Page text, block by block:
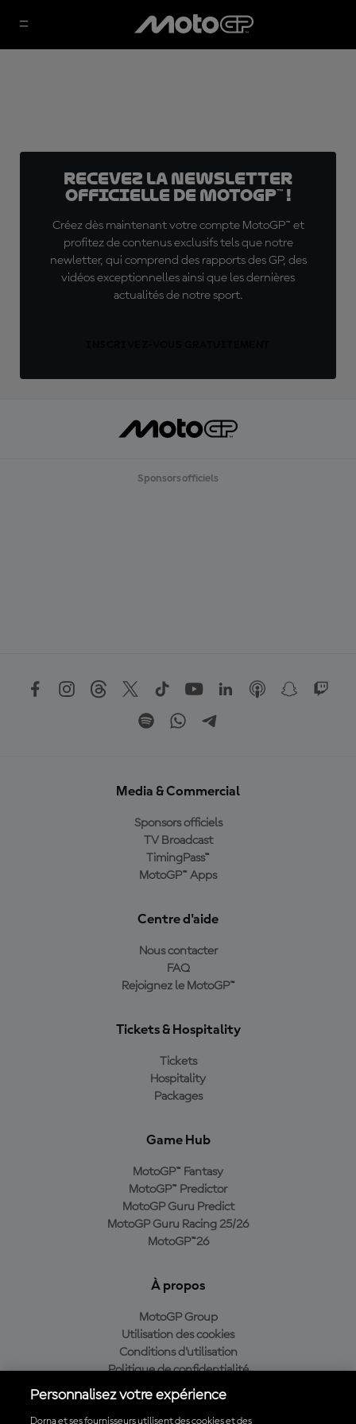
Recevez la Newsletter
officielle de MotoGP™ !
Créez dès maintenant votre compte MotoGP™ et
profitez de contenus exclusifs tels que notre
newletter, qui comprend des rapports des GP, des
vidéos exceptionnelles ainsi que les dernières
actualités de notre sport.
Sponsors officiels
Media & Commercial
Sponsors officiels
TV Broadcast
TimingPass™
MotoGP™ Apps
Centre d'aide
Nous contacter
FAQ
Rejoignez le MotoGP™
Tickets & Hospitality
Tickets
Hospitality
Packages
Game Hub
MotoGP™ Fantasy
MotoGP™ Predictor
MotoGP Guru Predict
MotoGP Guru Racing 25/26
MotoGP™26
À propos
MotoGP Group
Utilisation des cookies
Conditions d'utilisation
Politique de confidentialité
Politique d’achat
Personnalisez votre expérience
Dorna et ses fournisseurs utilisent des cookies et des